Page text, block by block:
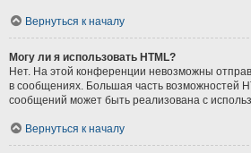
Вернуться к началу
Могу ли я использовать HTML?
Нет. На этой конференции невозможны
в сообщениях. Большая часть возможностей
сообщений может быть реализована с
Вернуться к началу